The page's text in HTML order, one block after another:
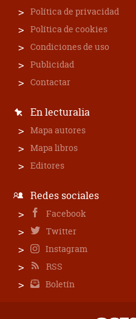
Política de privacidad
Política de cookies
Condiciones de uso
Publicidad
Contactar
En lecturalia
Mapa autores
Mapa libros
Editores
Redes sociales
Facebook
Twitter
Instagram
RSS
Boletín